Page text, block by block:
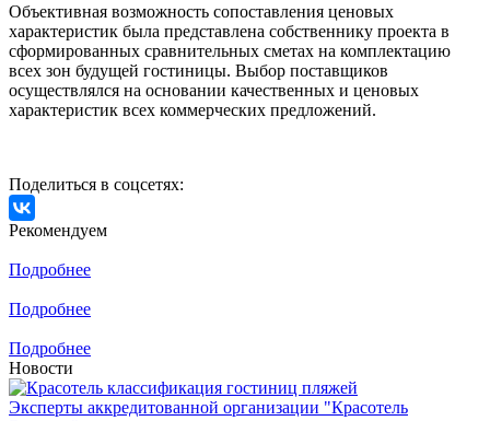
Объективная возможность сопоставления ценовых
характеристик была представлена собственнику проекта в
сформированных сравнительных сметах на комплектацию
всех зон будущей гостиницы. Выбор поставщиков
осуществлялся на основании качественных и ценовых
характеристик всех коммерческих предложений.
Поделиться в соцсетях:
Рекомендуем
Подробнее
Подробнее
Подробнее
Новости
Эксперты аккредитованной организации "Красотель